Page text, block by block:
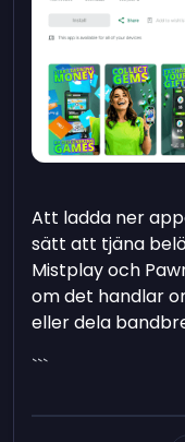
Att ladda ner
sätt att tjäna
Mistplay och
om det handlar
eller dela
```